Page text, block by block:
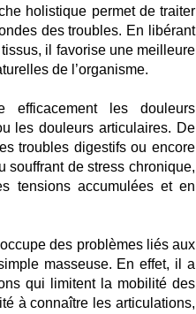
holistique permet de traiter
des troubles. En libérant
il favorise une meilleure
de l’organisme.
les douleurs
les douleurs articulaires. De
troubles digestifs ou encore
souffrant de stress chronique,
tensions accumulées et en
des problèmes liés aux
masseuse. En effet, il a
qui limitent la mobilité des
à connaître les articulations,